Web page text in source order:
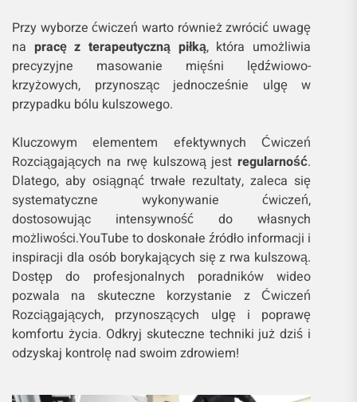
Przy wyborze ćwiczeń warto również zwrócić uwagę
na pracę z terapeutyczną piłką, która umożliwia
precyzyjne masowanie mięśni lędźwiowo-
krzyżowych, przynosząc jednocześnie ulgę w
przypadku bólu kulszowego.
Kluczowym elementem efektywnych Ćwiczeń
Rozciągających na rwę kulszową jestregularność.
Dlatego, aby osiągnąć trwałe rezultaty, zaleca się
systematyczne wykonywanie ćwiczeń,
dostosowując intensywność do własnych
możliwości.YouTube to doskonałe źródło informacji i
inspiracji dla osób borykających się z rwa kulszową.
Dostęp do profesjonalnych poradników wideo
pozwala na skuteczne korzystanie z Ćwiczeń
Rozciągających, przynoszących ulgę i poprawę
komfortu życia. Odkryj skuteczne techniki już dziś i
odzyskaj kontrolę nad swoim zdrowiem!